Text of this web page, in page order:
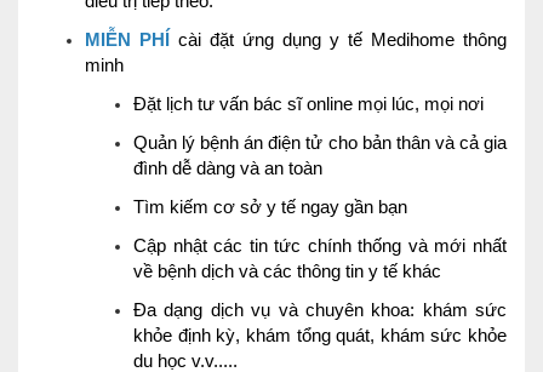
MIỄN PHÍ
cài đặt ứng dụng y tế Medihome thông
minh
Đặt lịch tư vấn bác sĩ online mọi lúc, mọi nơi
Quản lý bệnh án điện tử cho bản thân và cả gia
đình dễ dàng và an toàn
Tìm kiếm cơ sở y tế ngay gần bạn
Cập nhật các tin tức chính thống và mới nhất
về bệnh dịch và các thông tin y tế khác
Đa dạng dịch vụ và chuyên khoa: khám sức
khỏe định kỳ, khám tổng quát, khám sức khỏe
du học v.v.....